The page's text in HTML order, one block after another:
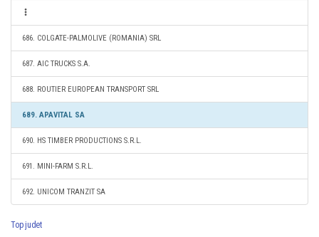
686. COLGATE-PALMOLIVE (ROMANIA) SRL
687. AIC TRUCKS S.A.
688. ROUTIER EUROPEAN TRANSPORT SRL
689. APAVITAL SA
690. HS TIMBER PRODUCTIONS S.R.L.
691. MINI-FARM S.R.L.
692. UNICOM TRANZIT SA
Top judet